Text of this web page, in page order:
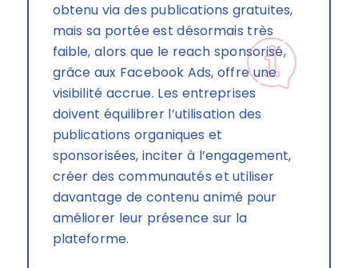
obtenu via des publications gratuites,
mais sa portée est désormais très
faible, alors que le reach sponsorisé,
grâce aux Facebook Ads, offre une
visibilité accrue. Les entreprises
doivent équilibrer l’utilisation des
publications organiques et
sponsorisées, inciter à l’engagement,
créer des communautés et utiliser
davantage de contenu animé pour
améliorer leur présence sur la
plateforme.